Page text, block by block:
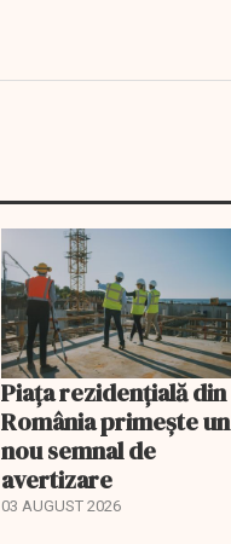
Piața rezidențială din
România primește un
nou semnal de
avertizare
03 AUGUST 2026